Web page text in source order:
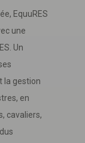
EquuRES
une
Un
la gestion
en
cavaliers,